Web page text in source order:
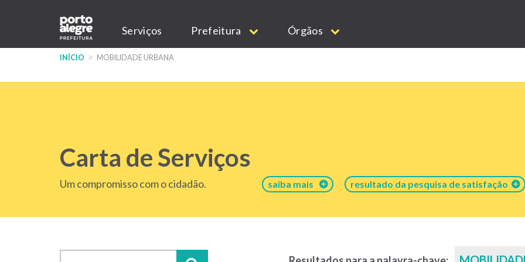
conteúdo
Main
navigation
Serviços Prefeitura Órgãos
INÍCIO MOBILIDADE URBANA
Carta de Serviços
Um compromisso com o cidadão. saiba mais resultado da pesquisa de satisfação